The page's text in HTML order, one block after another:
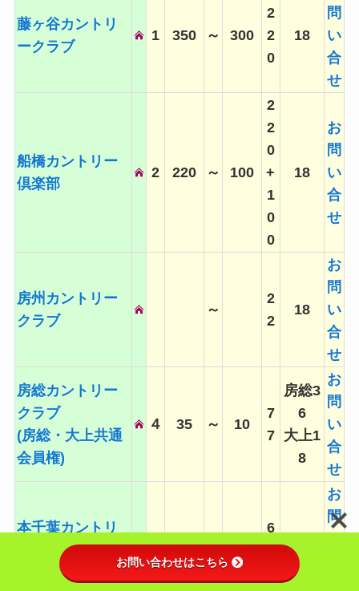
藤ヶ谷カントリ
ークラブ
1 350 ～ 300
2
2
0
18
問
い
合
せ
船橋カントリー
倶楽部
2 220 ～ 100
2
2
0
+
1
0
0
18
お
問
い
合
せ
房州カントリー
クラブ
～
2
2
18
お
問
い
合
せ
房総カントリー
クラブ
(房総・大上共通
会員権)
４ 35 ～ 10
7
7
房総3
6
大上1
8
お
問
い
合
せ
本千葉カントリ
ークラブ
6
お
問
お問い合わせはこちら